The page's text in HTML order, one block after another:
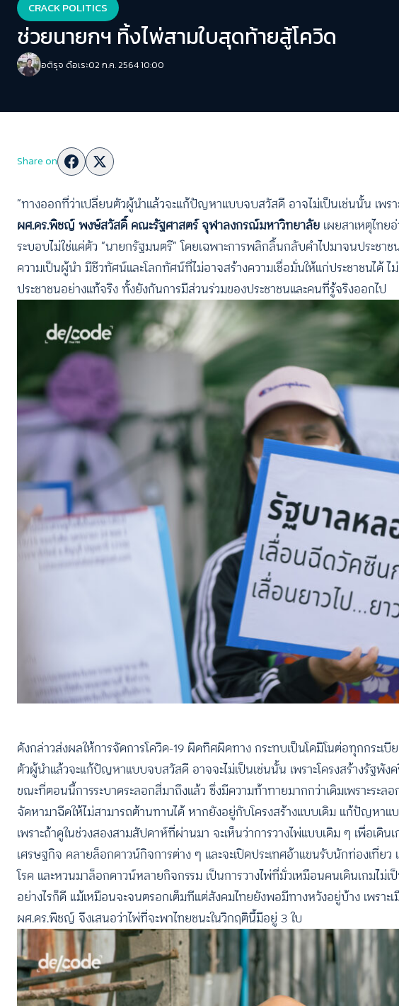
CRACK POLITICS
ช่วยนายกฯ ทิ้งไพ่สามใบสุดท้ายสู้โควิด
อติรุจ ดือเระ02 ก.ค. 2564 10:00
Share on
“ทางออกที่ว่าเปลี่ยนตัวผู้นำแล้วจะแก้ปัญหาแบบจบสวัสดี อาจไม่เป็นเช่นนั้น เพร
ผศ.ดร.พิชญ์ พงษ์สวัสดิ์ คณะรัฐศาสตร์ จุฬาลงกรณ์มหาวิทยาลัย เผยสาเหตุไท
ระบอบไม่ใช่แค่ตัว “นายกรัฐมนตรี” โดยเฉพาะการพลิกลิ้นกลับคำไปมาจนประช
ความเป็นผู้นำ มีชีวทัศน์และโลกทัศน์ที่ไม่อาจสร้างความเชื่อมั่นให้แก่ประชาชนได้
ประชาชนอย่างแท้จริง ทั้งยังกันการมีส่วนร่วมของประชาชนและคนที่รู้จริงออกไป
ดังกล่าวส่งผลให้การจัดการโควิด-19 ผิดทิศผิดทาง กระทบเป็นโดมิโนต่อทุกกระ
ตัวผู้นำแล้วจะแก้ปัญหาแบบจบสวัสดี อาจจะไม่เป็นเช่นนั้น เพราะโครงสร้างรัฐพัง
ขณะที่ตอนนี้การระบาดระลอกสี่มาถึงแล้ว ซึ่งมีความท้าทายมากกว่าเดิมเพราะร
จัดหามาฉีดให้ไม่สามารถต้านทานได้ หากยังอยู่กับโครงสร้างแบบเดิม แก้ปัญหา
เพราะถ้าดูในช่วงสองสามสัปดาห์ที่ผ่านมา จะเห็นว่าการวางไพ่แบบเดิม ๆ เพื่อเดิ
เศรษฐกิจ คลายล็อกดาวน์กิจการต่าง ๆ และจะเปิดประเทศอ้าแขนรับนักท่องเที่
โรค และหวนมาล็อกดาวน์หลายกิจกรรม เป็นการวางไพ่ที่มั่วเหมือนคนเดินเกมไ
อย่างไรก็ดี แม้เหมือนจะจนตรอกเต็มทีแต่สังคมไทยยังพอมีทางหวังอยู่บ้าง เพรา
ผศ.ดร.พิชญ์ จึงเสนอว่าไพ่ที่จะพาไทยชนะในวิกฤตินี้มีอยู่ 3 ใบ